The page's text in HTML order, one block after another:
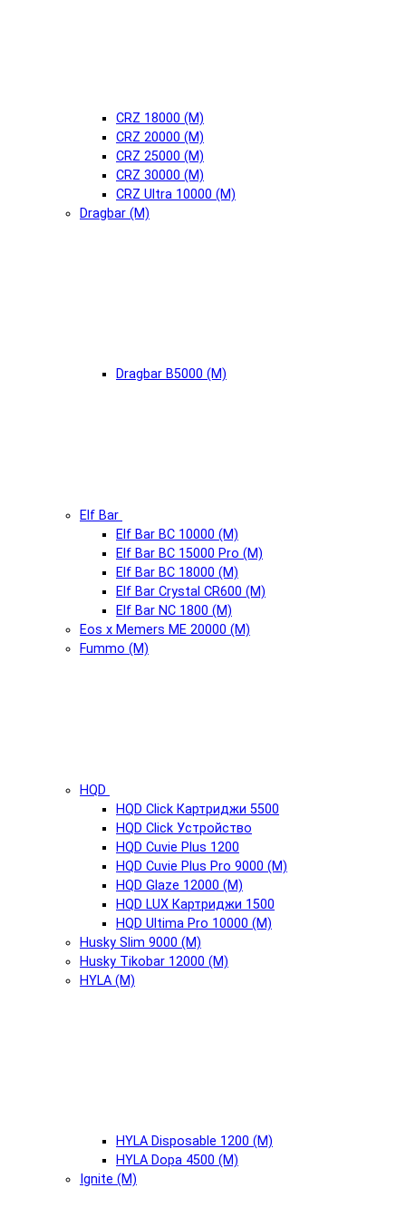
CRZ 18000 (М)
CRZ 20000 (М)
CRZ 25000 (М)
CRZ 30000 (М)
CRZ Ultra 10000 (М)
Dragbar (М)
Dragbar B5000 (М)
Elf Bar
Elf Bar BC 10000 (М)
Elf Bar BC 15000 Pro (М)
Elf Bar BC 18000 (М)
Elf Bar Crystal CR600 (М)
Elf Bar NC 1800 (М)
Eos x Memers ME 20000 (М)
Fummo (М)
HQD
HQD Click Картриджи 5500
HQD Click Устройство
HQD Cuvie Plus 1200
HQD Cuvie Plus Pro 9000 (М)
HQD Glaze 12000 (М)
HQD LUX Картриджи 1500
HQD Ultima Pro 10000 (М)
Husky Slim 9000 (М)
Husky Tikobar 12000 (М)
HYLA (М)
HYLA Disposable 1200 (М)
HYLA Dopa 4500 (М)
Ignite (М)